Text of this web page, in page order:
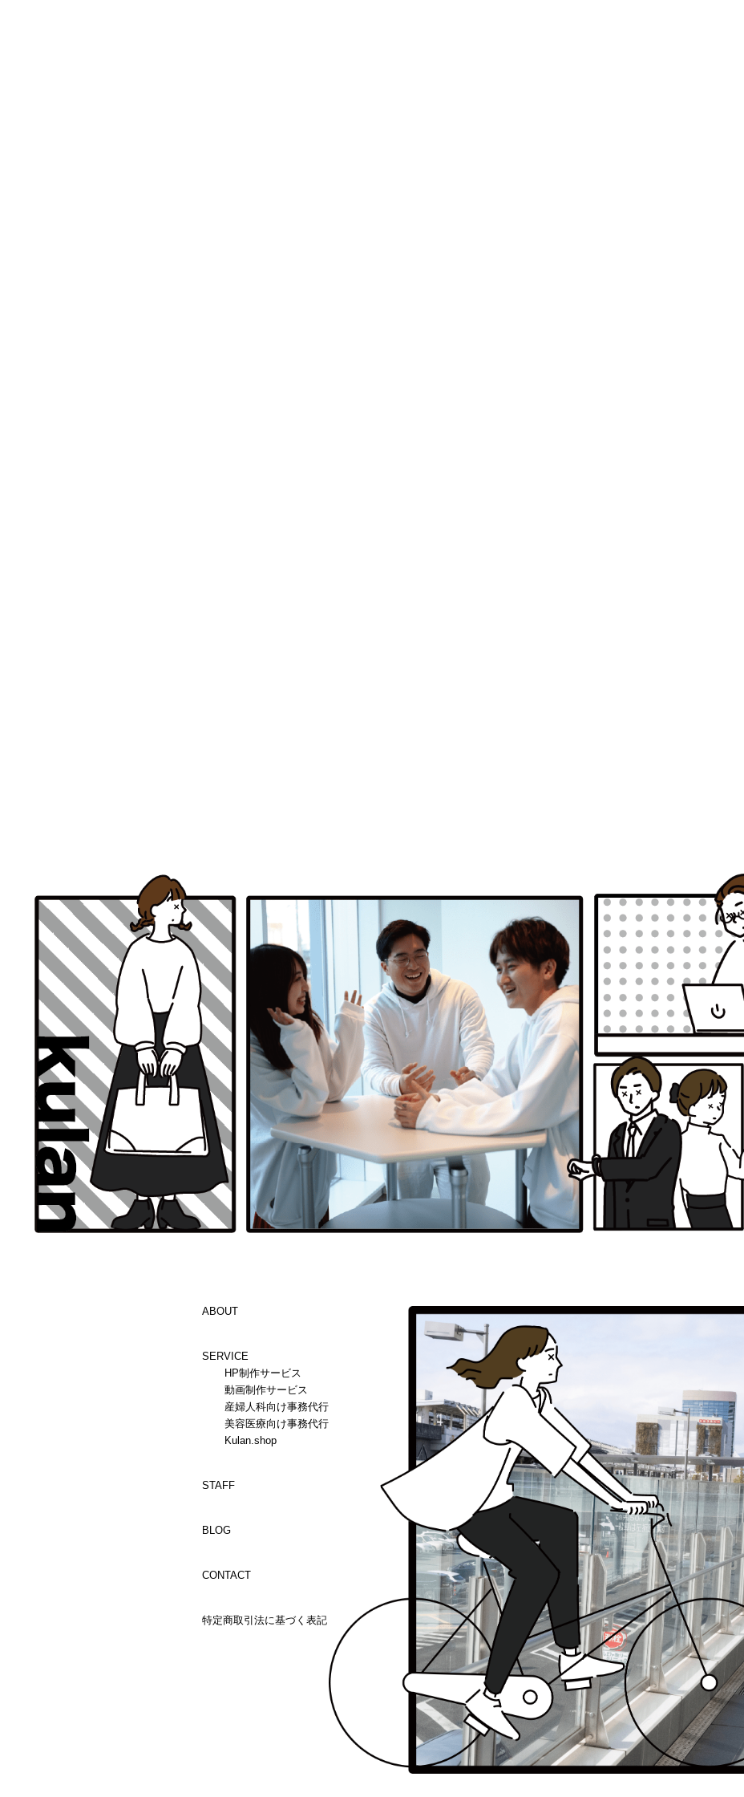
ABOUT
SERVICE
HP制作サービス
動画制作サービス
産婦人科向け事務代行
美容医療向け事務代行
Kulan.shop
STAFF
BLOG
CONTACT
特定商取引法に基づく表記